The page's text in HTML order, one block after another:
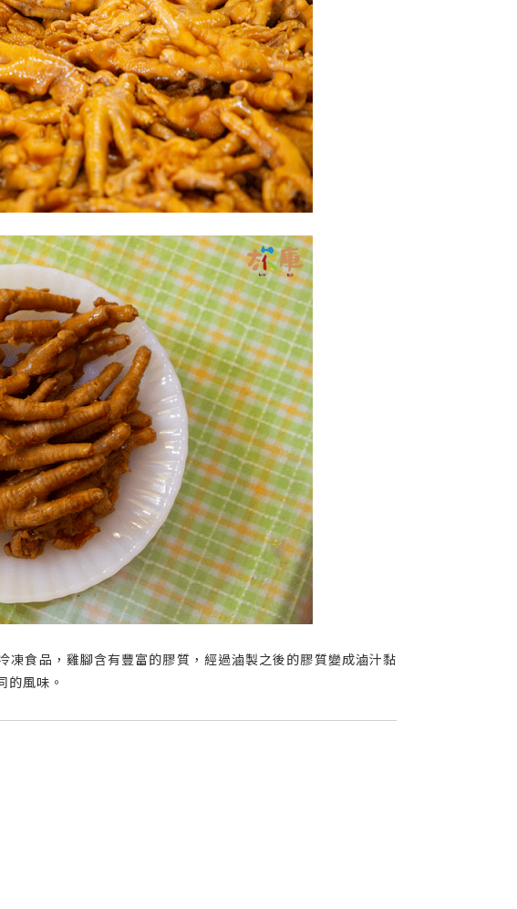
凍食品，雞腳含有豐富的膠質，經過滷製之後的膠質變成滷汁黏
的風味。